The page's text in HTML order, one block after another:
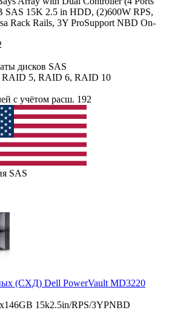
SAS 15K 2.5 in HDD, (2)600W RPS,
Rack Rails, 3Y ProSupport NBD On-
дисков SAS
5, RAID 6, RAID 10
с учётом расш. 192
SAS
(СХД) Dell PowerVault MD3220
15k2.5in/RPS/3YPNBD